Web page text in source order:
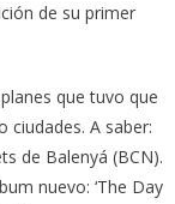
de su primer
que tuvo que
ciudades. A saber:
de Balenyá (BCN).
nuevo: ‘The Day